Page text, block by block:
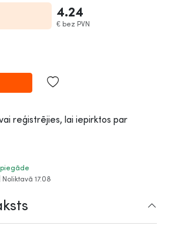
4.24
€ bez PVN
reģistrējies, lai iepirktos par
17.08